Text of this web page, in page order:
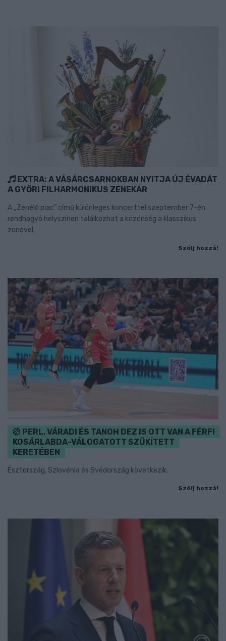
EXTRA: A VÁSÁRCSARNOKBAN NYITJA ÚJ ÉVADÁT
A GYŐRI FILHARMONIKUS ZENEKAR
A „Zenélő piac” című különleges koncerttel szeptember 7-én
rendhagyó helyszínen találkozhat a közönség a klasszikus
zenével.
Szólj hozzá!
PERL, VÁRADI ÉS TANOH DEZ IS OTT VAN A FÉRFI
KOSÁRLABDA-VÁLOGATOTT SZŰKÍTETT
KERETÉBEN
Észtország, Szlovénia és Svédország következik.
Szólj hozzá!